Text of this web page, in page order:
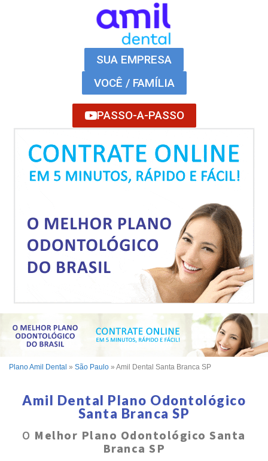
SUA EMPRESA
VOCÊ / FAMÍLIA
PASSO-A-PASSO
Plano Amil Dental » São Paulo » Amil Dental Santa Branca SP
Amil Dental Plano Odontológico
Santa Branca SP
O Melhor Plano Odontológico Santa
Branca SP